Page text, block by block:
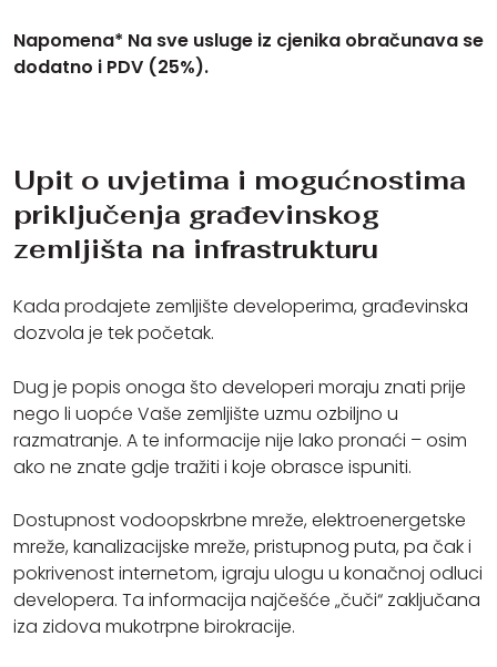
Napomena* Na sve usluge iz cjenika obračunava se
dodatno i PDV (25%).
Upit o uvjetima i mogućnostima
priključenja građevinskog
zemljišta na infrastrukturu
Kada prodajete zemljište developerima, građevinska
dozvola je tek početak.
Dug je popis onoga što developeri moraju znati prije
nego li uopće Vaše zemljište uzmu ozbiljno u
razmatranje. A te informacije nije lako pronaći – osim
ako ne znate gdje tražiti i koje obrasce ispuniti.
Dostupnost vodoopskrbne mreže, elektroenergetske
mreže, kanalizacijske mreže, pristupnog puta, pa čak i
pokrivenost internetom, igraju ulogu u konačnoj odluci
developera. Ta informacija najčešće „čuči“ zaključana
iza zidova mukotrpne birokracije.